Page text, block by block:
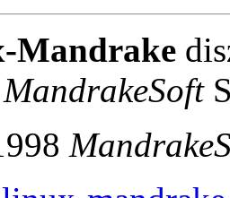
Mandrake
MandrakeSoft